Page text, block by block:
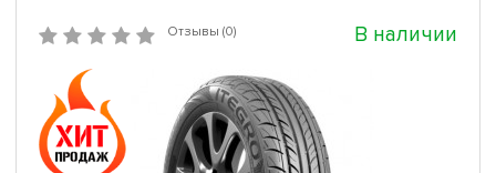
Отзывы (0) В наличии